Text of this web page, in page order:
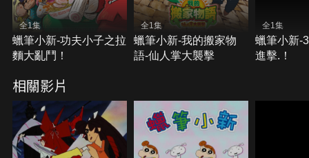
全1集
蠟筆小新-功夫小子之拉
麵大亂鬥！
全1集
蠟筆小新-我的搬家物
語-仙人掌大襲擊
全1集
蠟筆小新-
進擊.！
相關影片